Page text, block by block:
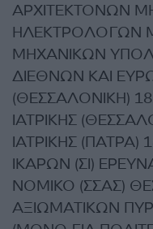
ΑΡΧΙΤΕΚΤΟΝΩΝ
ΗΛΕΚΤΡΟΛΟΓΩΝ
ΜΗΧΑΝΙΚΩΝ
ΔΙΕΘΝΩΝ ΚΑΙ
(ΘΕΣΣΑΛΟΝΙΚΗ)
ΙΑΤΡΙΚΗΣ
ΙΑΤΡΙΚΗΣ (ΠΑΤΡΑ)
ΙΚΑΡΩΝ (ΣΙ)
ΝΟΜΙΚΟ (ΣΣΑΣ)
ΑΞΙΩΜΑΤΙΚΩΝ